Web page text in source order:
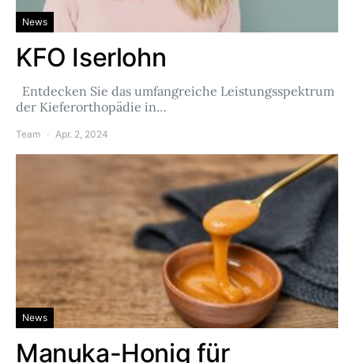
News
KFO Iserlohn
Entdecken Sie das umfangreiche Leistungsspektrum
der Kieferorthopädie in…
Team Apr. 2, 2024
News
Manuka-Honig für